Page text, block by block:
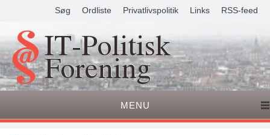
Søg Ordliste Privatlivspolitik Links RSS-feed
IT-Politisk
Forening
MENU